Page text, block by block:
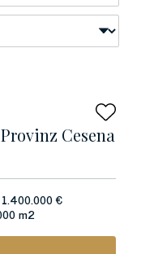
Cesena
1.400.000 €
m2